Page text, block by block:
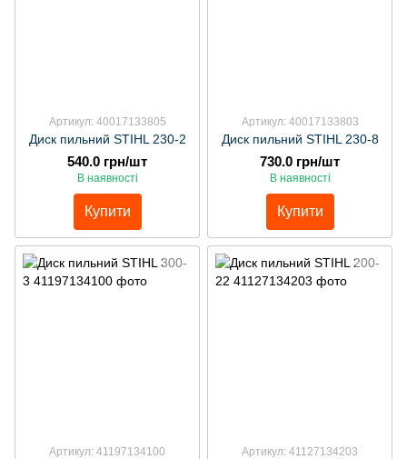
Артикул: 40017133805
Диск пильний STIHL 230-2
540.0 грн/шт
В наявності
Купити
Артикул: 40017133803
Диск пильний STIHL 230-8
730.0 грн/шт
В наявності
Купити
Артикул: 41197134100 Артикул: 41127134203